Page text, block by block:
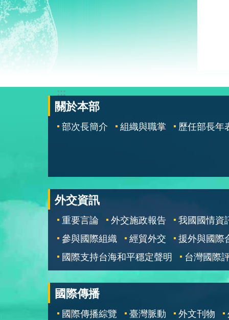
:::
關於本部
部次長簡介 組織與職掌 歷任部長年
外交資訊
重要言論 外交施政報告
我國國情資
參與國際組織
經貿外交
援外與國際
國際支持台海和平穩定聲明
台灣國際
國際傳播
國際傳播綜覽 臺灣脈動 外文刊物